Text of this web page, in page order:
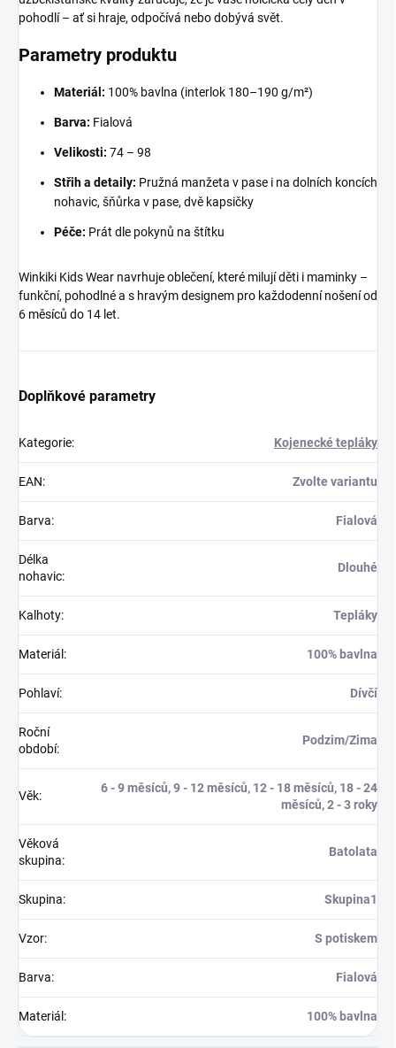
pohodlí – ať si hraje, odpočívá nebo dobývá svět.
Parametry produktu
Materiál: 100% bavlna (interlok 180–190 g/m²)
Barva: Fialová
Velikosti: 74 – 98
Střih a detaily: Pružná manžeta v pase i na dolních koncích
nohavic, šňůrka v pase, dvě kapsičky
Péče: Prát dle pokynů na štítku
Winkiki Kids Wear navrhuje oblečení, které milují děti i maminky –
funkční, pohodlné a s hravým designem pro každodenní nošení od
6 měsíců do 14 let.
Doplňkové parametry
Kategorie: Kojenecké tepláky
EAN: Zvolte variantu
Barva: Fialová
Délka
nohavic:
Dlouhé
Kalhoty: Tepláky
Materiál : 100% bavlna
Pohlaví: Dívčí
Roční
období:
Podzim/Zima
Věk:
6 - 9 měsíců, 9 - 12 měsíců, 12 - 18 měsíců, 18 - 24
měsíců, 2 - 3 roky
Věková
skupina:
Batolata
Skupina: Skupina1
Vzor: S potiskem
Barva: Fialová
Materiál : 100% bavlna